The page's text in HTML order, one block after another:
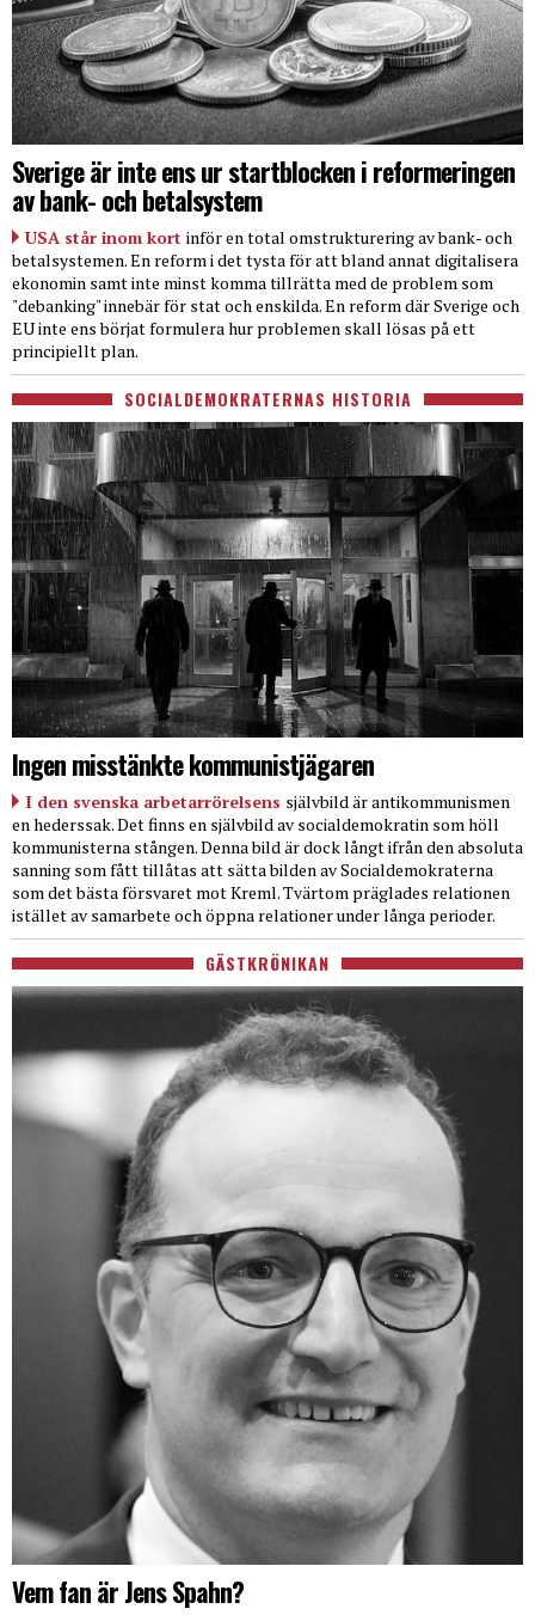
Sverige är inte ens ur startblocken i reformeringen
av bank- och betalsystem
USA står inom kort inför en total omstrukturering av bank- och
betalsystemen. En reform i det tysta för att bland annat digitalisera
ekonomin samt inte minst komma tillrätta med de problem som
"debanking" innebär för stat och enskilda. En reform där Sverige och
EU inte ens börjat formulera hur problemen skall lösas på ett
principiellt plan.
SOCIALDEMOKRATERNAS HISTORIA
Ingen misstänkte kommunistjägaren
I den svenska arbetarrörelsens självbild är antikommunismen
en hederssak. Det finns en självbild av socialdemokratin som höll
kommunisterna stången. Denna bild är dock långt ifrån den absoluta
sanning som fått tillåtas att sätta bilden av Socialdemokraterna
som det bästa försvaret mot Kreml. Tvärtom präglades relationen
istället av samarbete och öppna relationer under långa perioder.
GÄSTKRÖNIKAN
Vem fan är Jens Spahn?